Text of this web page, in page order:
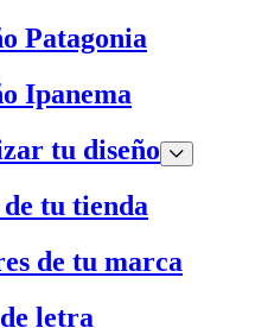
Patagonia
Ipanema
tu diseño
tu tienda
de tu marca
letra